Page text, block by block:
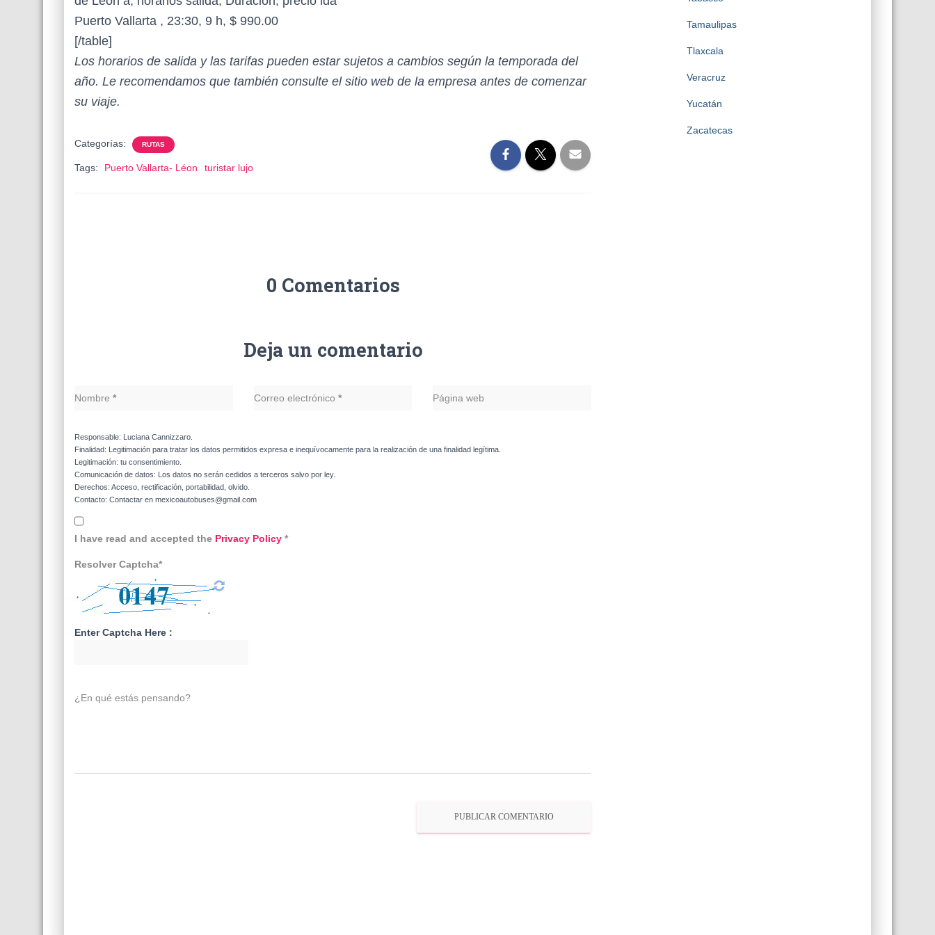
Puerto Vallarta , 23:30, 9 h, $ 990.00
[/table]
Los horarios de salida y las tarifas pueden estar sujetos a cambios según la temporada del
año. Le recomendamos que también consulte el sitio web de la empresa antes de comenzar
su viaje.
Categorías: RUTAS
Tags: Puerto Vallarta- Léon turistar lujo
0 Comentarios
Deja un comentario
Nombre * Correo electrónico * Página web
Responsable: Luciana Cannizzaro.
Finalidad: Legitimación para tratar los datos permitidos expresa e inequívocamente para la realización de una finalidad legítima.
Legitimación: tu consentimiento.
Comunicación de datos: Los datos no serán cedidos a terceros salvo por ley.
Derechos: Acceso, rectificación, portabilidad, olvido.
Contacto: Contactar en mexicoautobuses@gmail.com
I have read and accepted the Privacy Policy *
Resolver Captcha*
Enter Captcha Here :
¿En qué estás pensando?
Tamaulipas
Tlaxcala
Veracruz
Yucatán
Zacatecas